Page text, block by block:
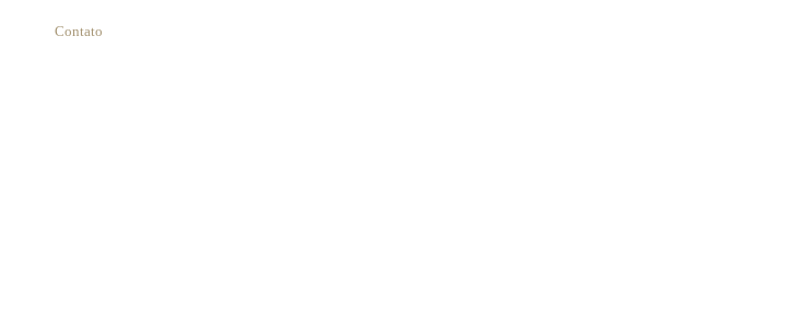
Contato